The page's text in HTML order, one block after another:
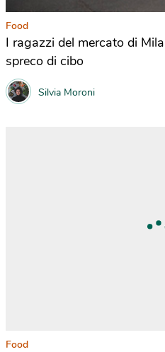
Food
I ragazzi del mercato di
spreco di cibo
Silvia Moroni
Food